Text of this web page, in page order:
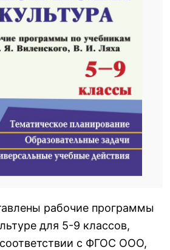
рабочие программы
для 5-9 классов,
с ФГОС ООО,